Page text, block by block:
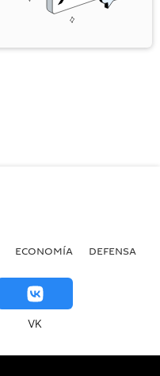
ECONOMÍA DEFENSA
VK